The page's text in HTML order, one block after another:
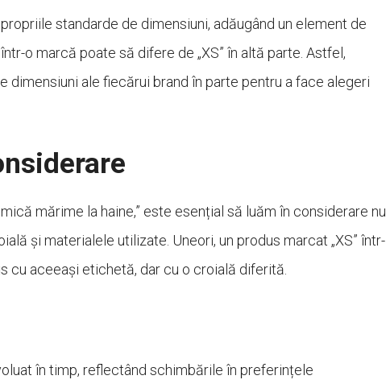
standarde de dimensiuni, adăugând un element de
o marcă poate să difere de „XS” în altă parte. Astfel,
dimensiuni ale fiecărui brand în parte pentru a face alegeri
mărime la haine,” este esențial să luăm în considerare nu
și materialele utilizate. Uneori, un produs marcat „XS” într-
cu aceeași etichetă, dar cu o croială diferită.
în timp, reflectând schimbările în preferințele